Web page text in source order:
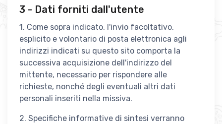
3 - Dati forniti dall'utente
1. Come sopra indicato, l'invio facoltativo,
esplicito e volontario di posta elettronica agli
indirizzi indicati su questo sito comporta la
successiva acquisizione dell'indirizzo del
mittente, necessario per rispondere alle
richieste, nonché degli eventuali altri dati
personali inseriti nella missiva.
2. Specifiche informative di sintesi verranno